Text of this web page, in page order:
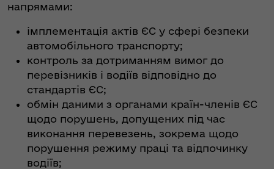
напрямами:
імплементація актів ЄС у сфері безпеки
автомобільного транспорту;
контроль за дотриманням вимог до
перевізників і водіїв відповідно до
стандартів ЄС;
обмін даними з органами країн-членів ЄС
щодо порушень, допущених під час
виконання перевезень, зокрема щодо
порушення режиму праці та відпочинку
водіїв;